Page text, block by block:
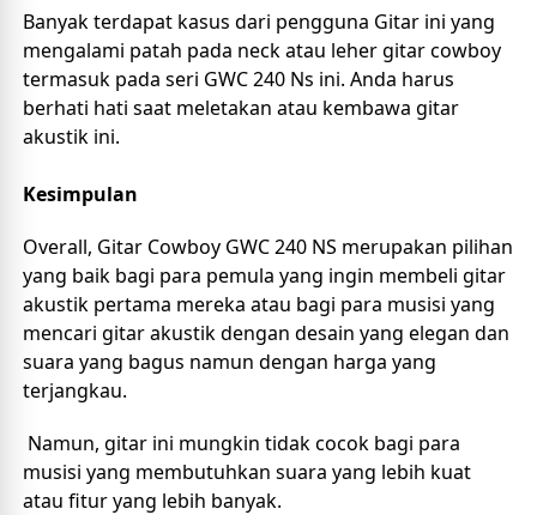
Banyak terdapat kasus dari pengguna Gitar ini yang
mengalami patah pada neck atau leher gitar cowboy
termasuk pada seri GWC 240 Ns ini. Anda harus
berhati hati saat meletakan atau kembawa gitar
akustik ini.
Kesimpulan
Overall, Gitar Cowboy GWC 240 NS merupakan pilihan
yang baik bagi para pemula yang ingin membeli gitar
akustik pertama mereka atau bagi para musisi yang
mencari gitar akustik dengan desain yang elegan dan
suara yang bagus namun dengan harga yang
terjangkau.
musisi yang membutuhkan suara yang lebih kuat
atau fitur yang lebih banyak.